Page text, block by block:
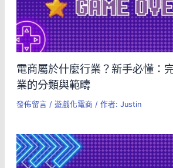
電商屬於什麼行業？新手必懂：
業的分類與範疇
發佈留言 / 遊戲化電商 / 作者: Justin